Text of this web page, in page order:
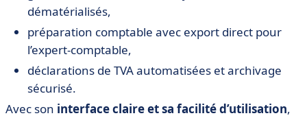
dématérialisés,
préparation comptable avec export direct pour
l’expert-comptable,
déclarations de TVA automatisées et archivage
sécurisé.
Avec son interface claire et sa facilité d’utilisation,